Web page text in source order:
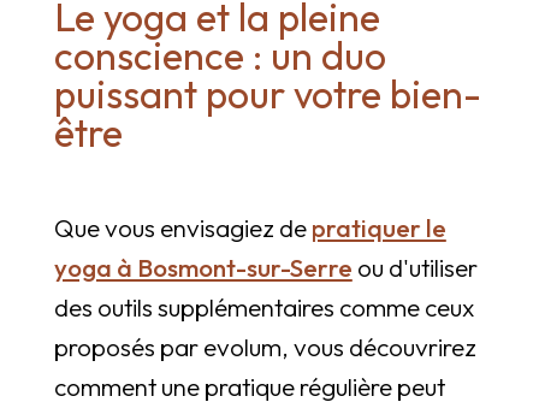
Le yoga et la pleine
conscience : un duo
puissant pour votre bien-
être
Que vous envisagiez depratiquer le
yoga à Bosmont-sur-Serre ou d'utiliser
des outils supplémentaires comme ceux
proposés par evolum, vous découvrirez
comment une pratique régulière peut